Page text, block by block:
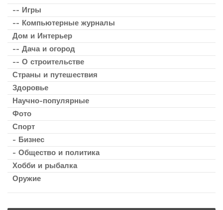
-- Игры
-- Компьютерные журналы
Дом и Интерьер
-- Дача и огород
-- О строительстве
Страны и путешествия
Здоровье
Научно-популярные
Фото
Спорт
- Бизнес
- Общество и политика
Хобби и рыбалка
Оружие